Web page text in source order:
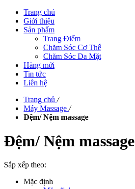
Trang chủ
Giới thiệu
Sản phẩm
Trang Điểm
Chăm Sóc Cơ Thể
Chăm Sóc Da Mặt
Hàng mới
Tin tức
Liên hệ
Trang chủ /
Máy Massage /
Đệm/ Nệm massage
Đệm/ Nệm massage
Sắp xếp theo:
Mặc định